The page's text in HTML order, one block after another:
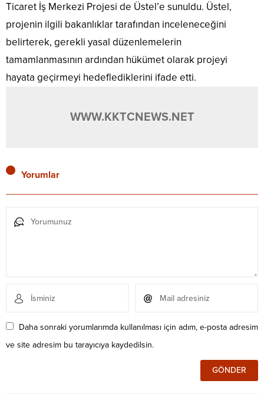
Ticaret İş Merkezi Projesi de Üstel’e sunuldu. Üstel,
projenin ilgili bakanlıklar tarafından inceleneceğini
belirterek, gerekli yasal düzenlemelerin
tamamlanmasının ardından hükümet olarak projeyi
hayata geçirmeyi hedeflediklerini ifade etti.
WWW.KKTCNEWS.NET
Yorumlar
Daha sonraki yorumlarımda kullanılması için adım, e-posta adresim
ve site adresim bu tarayıcıya kaydedilsin.